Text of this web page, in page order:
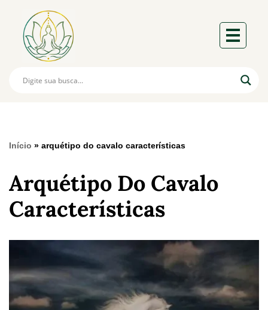
Início » arquétipo do cavalo características
Arquétipo Do Cavalo
Características